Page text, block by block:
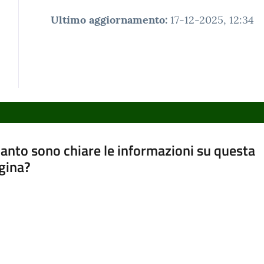
Ultimo aggiornamento: 17-12-2025, 12:34
sono chiare le informazioni su questa